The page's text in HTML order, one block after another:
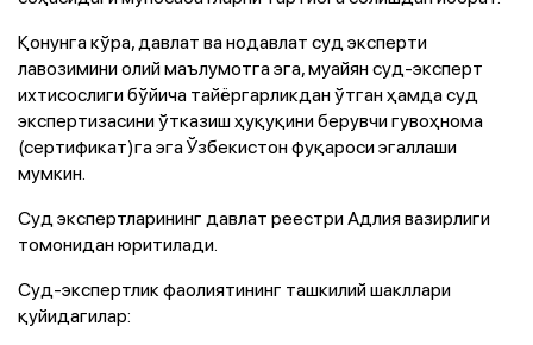
Қонунга кўра, давлат ва нодавлат суд эксперти
лавозимини олий маълумотга эга, муайян суд-эксперт
ихтисослиги бўйича тайёргарликдан ўтган ҳамда суд
экспертизасини ўтказиш ҳуқуқини берувчи гувоҳнома
(сертификат)га эга Ўзбекистон фуқароси эгаллаши
мумкин.
Суд экспертларининг давлат реестри Адлия вазирлиги
томонидан юритилади.
Суд-экспертлик фаолиятининг ташкилий шакллари
қуйидагилар: